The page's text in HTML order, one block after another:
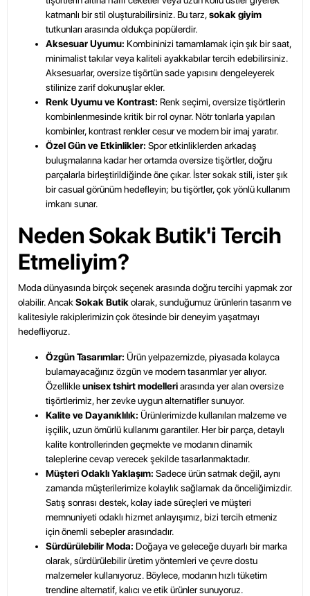
katmanlı bir stil oluşturabilirsiniz. Bu tarz,sokak giyim
tutkunları arasında oldukça popülerdir.
Aksesuar Uyumu: Kombininizi tamamlamak için şık bir saat,
minimalist takılar veya kaliteli ayakkabılar tercih edebilirsiniz.
Aksesuarlar, oversize tişörtün sade yapısını dengeleyerek
stilinize zarif dokunuşlar ekler.
Renk Uyumu ve Kontrast: Renk seçimi, oversize tişörtlerin
kombinlenmesinde kritik bir rol oynar. Nötr tonlarla yapılan
kombinler, kontrast renkler cesur ve modern bir imaj yaratır.
Özel Gün ve Etkinlikler: Spor etkinliklerden arkadaş
buluşmalarına kadar her ortamda oversize tişörtler, doğru
parçalarla birleştirildiğinde öne çıkar. İster sokak stili, ister şık
bir casual görünüm hedefleyin; bu tişörtler, çok yönlü kullanım
imkanı sunar.
Neden Sokak Butik'i Tercih
Etmeliyim?
Moda dünyasında birçok seçenek arasında doğru tercihi yapmak zor
olabilir. AncakSokak Butikolarak, sunduğumuz ürünlerin tasarım ve
kalitesiyle rakiplerimizin çok ötesinde bir deneyim yaşatmayı
hedefliyoruz.
Özgün Tasarımlar: Ürün yelpazemizde, piyasada kolayca
bulamayacağınız özgün ve modern tasarımlar yer alıyor.
Özellikleunisex tshirt modelleriarasında yer alan oversize
tişörtlerimiz, her zevke uygun alternatifler sunuyor.
Kalite ve Dayanıklılık: Ürünlerimizde kullanılan malzeme ve
işçilik, uzun ömürlü kullanımı garantiler. Her bir parça, detaylı
kalite kontrollerinden geçmekte ve modanın dinamik
taleplerine cevap verecek şekilde tasarlanmaktadır.
Müşteri Odaklı Yaklaşım: Sadece ürün satmak değil, aynı
zamanda müşterilerimize kolaylık sağlamak da önceliğimizdir.
Satış sonrası destek, kolay iade süreçleri ve müşteri
memnuniyeti odaklı hizmet anlayışımız, bizi tercih etmeniz
için önemli sebepler arasındadır.
Sürdürülebilir Moda: Doğaya ve geleceğe duyarlı bir marka
olarak, sürdürülebilir üretim yöntemleri ve çevre dostu
malzemeler kullanıyoruz. Böylece, modanın hızlı tüketim
trendine alternatif, kalıcı ve etik ürünler sunuyoruz.